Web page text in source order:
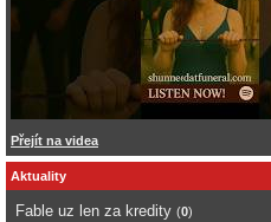
Přejít na videa
Aktuality
Fable uz len za kredity (0)